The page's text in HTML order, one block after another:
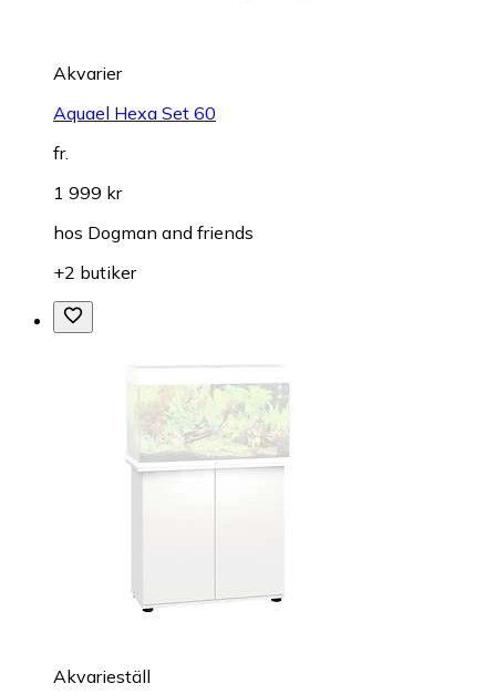
Akvarier
Aquael Hexa Set 60
fr.
1 999 kr
hos Dogman and friends
+2 butiker
Akvarieställ